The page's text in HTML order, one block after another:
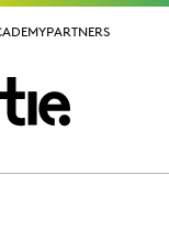
PARTNERS
PARTNERS